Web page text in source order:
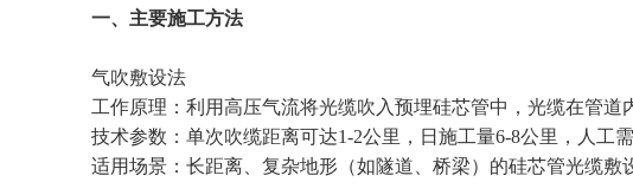
一、‌主要施工方法‌
气吹敷设法‌
工作原理‌：利用高压气流将光缆吹入预埋硅芯管中，光缆在管道
技术参数‌：单次吹缆距离可达1-2公里，日施工量6-8公里，人工需
适用场景‌：长距离、复杂地形（如隧道、桥梁）的硅芯管光缆敷